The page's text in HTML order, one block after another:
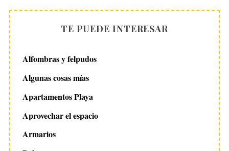
TE PUEDE INTERESAR
Alfombras y felpudos
Algunas cosas mías
Apartamentos Playa
Aprovechar el espacio
Armarios